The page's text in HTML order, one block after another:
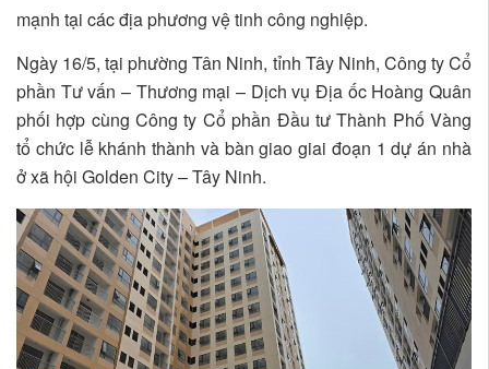
mạnh tại các địa phương vệ tinh công nghiệp.
Ngày 16/5, tại phường Tân Ninh, tỉnh Tây Ninh, Công ty Cổ
phần Tư vấn – Thương mại – Dịch vụ Địa ốc Hoàng Quân
phối hợp cùng Công ty Cổ phần Đầu tư Thành Phố Vàng
tổ chức lễ khánh thành và bàn giao giai đoạn 1 dự án nhà
ở xã hội Golden City – Tây Ninh.